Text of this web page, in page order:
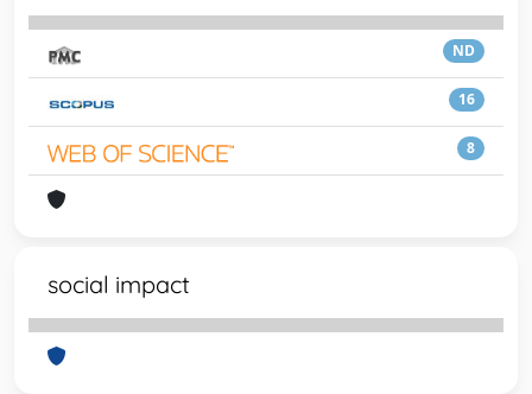
ND
16
8
social impact